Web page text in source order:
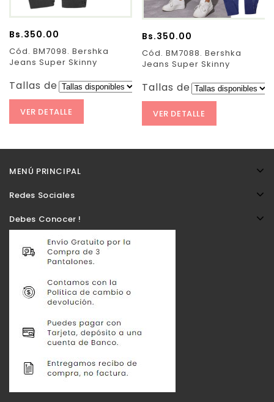
Bs.350.00
Cód. BM7098. Bershka
Jeans Super Skinny
Tallas de Pantalones:
VER DETALLE
Bs.350.00
Cód. BM7088. Bershka
Jeans Super Skinny
Tallas de Pantalones:
VER DETALLE
MENÚ PRINCIPAL
Redes Sociales
Debes Conocer !